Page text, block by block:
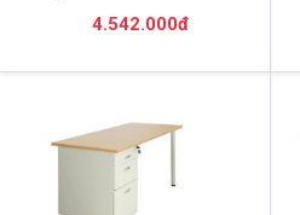
4.542.000đ